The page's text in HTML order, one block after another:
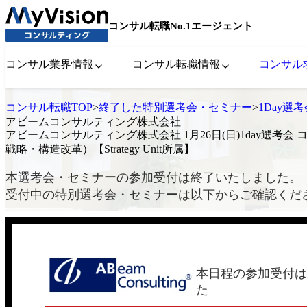
コンサル転職No.1エージェント
コンサル業界情報 コンサル転職情報 コンサル
コンサル転職TOP>終了した特別選考会・セミナー>1Day選考
アビームコンサルティング株式会社
アビームコンサルティング株式会社 1月26日(日)1day選考会
戦略・構造改革）【Strategy Unit所属】
本選考会・セミナーの参加受付は終了いたしました。
受付中の特別選考会・セミナーは以下からご確認くだ
本日程の参加受付
た